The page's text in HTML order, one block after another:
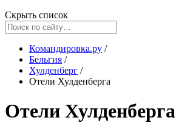
Скрыть список
Командировка.ру /
Бельгия /
Хулденберг /
Отели Хулденберга
Отели Хулденберга